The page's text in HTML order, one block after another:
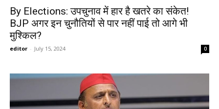
By Elections: उपचुनाव में हार है खतरे का संकेत!
BJP अगर इन चुनौतियों से पार नहीं पाई तो आगे भी
मुश्किल?
editor - July 15, 2024 0